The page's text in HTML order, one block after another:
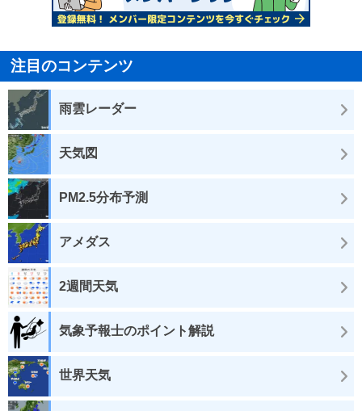
注目のコンテンツ
雨雲レーダー
天気図
PM2.5分布予測
アメダス
2週間天気
気象予報士のポイント解説
世界天気